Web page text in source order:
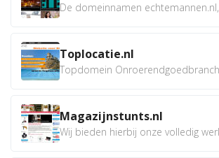
Toplocatie.nl
Magazijnstunts.nl